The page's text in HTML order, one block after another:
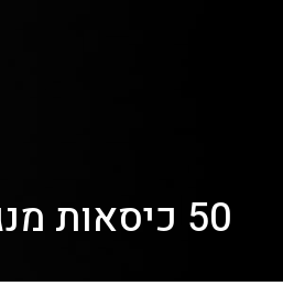
50 כיסאות מנגה